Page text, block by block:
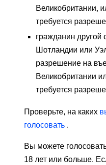
Великобритании,
требуется
гражданин
Шотландии или
разрешение на
Великобритании
требуется
Проверьте, на каких
голосовать .
Вы можете
18 лет или больше.